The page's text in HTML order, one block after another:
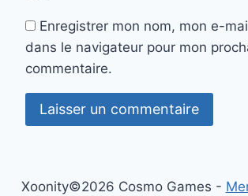
Enregistrer mon nom, mon e-
dans le navigateur pour mon
commentaire.
Xoonity©2026 Cosmo Games -